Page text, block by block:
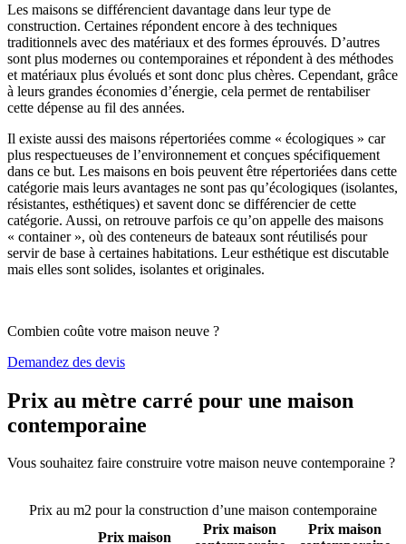
Les maisons se différencient davantage dans leur type de
construction. Certaines répondent encore à des techniques
traditionnels avec des matériaux et des formes éprouvés. D’autres
sont plus modernes ou contemporaines et répondent à des méthodes
et matériaux plus évolués et sont donc plus chères. Cependant, grâce
à leurs grandes économies d’énergie, cela permet de rentabiliser
cette dépense au fil des années.
Il existe aussi des maisons répertoriées comme « écologiques » car
plus respectueuses de l’environnement et conçues spécifiquement
dans ce but. Les maisons en bois peuvent être répertoriées dans cette
catégorie mais leurs avantages ne sont pas qu’écologiques (isolantes,
résistantes, esthétiques) et savent donc se différencier de cette
catégorie. Aussi, on retrouve parfois ce qu’on appelle des maisons
« container », où des conteneurs de bateaux sont réutilisés pour
servir de base à certaines habitations. Leur esthétique est discutable
mais elles sont solides, isolantes et originales.
Combien coûte votre maison neuve ?
Demandez des devis
Prix au mètre carré pour une maison
contemporaine
Vous souhaitez faire construire votre maison neuve contemporaine ?
Prix au m2 pour la construction d’une maison contemporaine
Prix maison
Prix maison
Prix maison